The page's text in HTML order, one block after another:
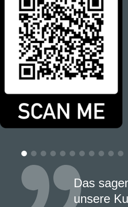
Das
unsere